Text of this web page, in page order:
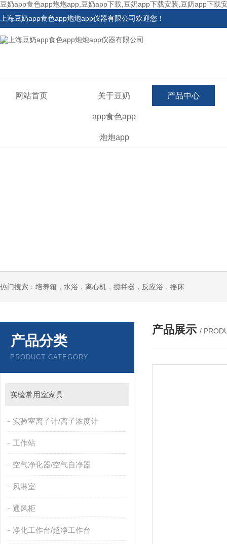
豆奶app食色app炮炮app,豆奶app下载,豆奶app下载安装,豆奶app下载
上海豆奶app食色app炮炮app仪器有限公司欢迎您！
网站首页 关于豆奶
app食色app
炮炮app
产品中心
热门搜索：培养箱，水浴，离心机，搅拌器，反应浴，摇床
产品分类
PRODUCT CATEGORY
实验常用室家具
实验室离子计/离子浓度计
工作站
空气净化器/空气自净器
风淋室
通风柜
净化工作台/超净工作台
产品展示 /